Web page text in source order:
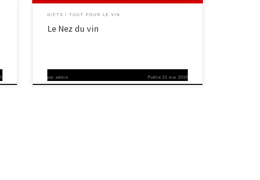
GIFTS TOUT POUR LE VIN
Le Nez du vin
par admin Publié21 mai 2015